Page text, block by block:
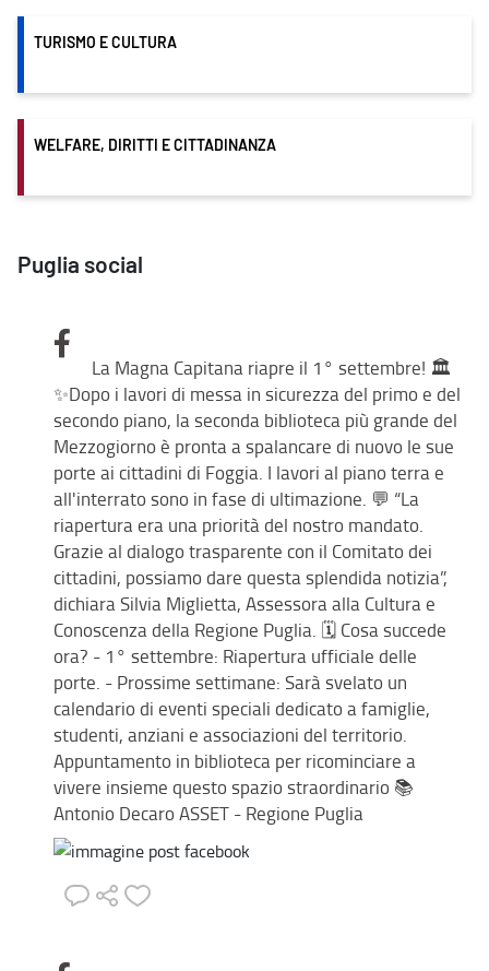
TURISMO E CULTURA
WELFARE, DIRITTI E CITTADINANZA
Puglia social
La Magna Capitana riapre il 1° settembre! 🏛️
✨Dopo i lavori di messa in sicurezza del primo e del
secondo piano, la seconda biblioteca più grande del
Mezzogiorno è pronta a spalancare di nuovo le sue
porte ai cittadini di Foggia. I lavori al piano terra e
all'interrato sono in fase di ultimazione. 💬 “La
riapertura era una priorità del nostro mandato.
Grazie al dialogo trasparente con il Comitato dei
cittadini, possiamo dare questa splendida notizia”,
dichiara Silvia Miglietta, Assessora alla Cultura e
Conoscenza della Regione Puglia. 🗓️ Cosa succede
ora? - 1° settembre: Riapertura ufficiale delle
porte. - Prossime settimane: Sarà svelato un
calendario di eventi speciali dedicato a famiglie,
studenti, anziani e associazioni del territorio.
Appuntamento in biblioteca per ricominciare a
vivere insieme questo spazio straordinario 📚
Antonio Decaro ASSET - Regione Puglia